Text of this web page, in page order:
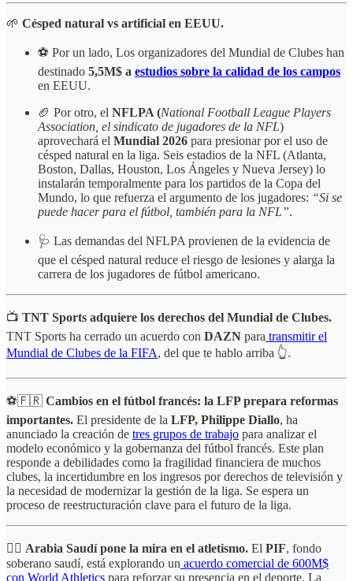
🌱 Césped natural vs artificial en EEUU.
⚽️ Por un lado, Los organizadores del Mundial de Clubes han
destinado 5,5M$ a estudios sobre la calidad de los campos
en EEUU.
🏈 Por otro, el NFLPA (National Football League Players
Association, el sindicato de jugadores de la NFL)
aprovechará el Mundial 2026 para presionar por el uso de
césped natural en la liga. Seis estadios de la NFL (Atlanta,
Boston, Dallas, Houston, Los Ángeles y Nueva Jersey) lo
instalarán temporalmente para los partidos de la Copa del
Mundo, lo que refuerza el argumento de los jugadores: “Si se
puede hacer para el fútbol, también para la NFL”.
🩺 Las demandas del NFLPA provienen de la evidencia de
que el césped natural reduce el riesgo de lesiones y alarga la
carrera de los jugadores de fútbol americano.
📺 TNT Sports adquiere los derechos del Mundial de Clubes.
TNT Sports ha cerrado un acuerdo con DAZN para transmitir el
Mundial de Clubes de la FIFA, del que te hablo arriba 👆.
⚽🇫🇷 Cambios en el fútbol francés: la LFP prepara reformas
importantes. El presidente de la LFP, Philippe Diallo, ha
anunciado la creación de tres grupos de trabajo para analizar el
modelo económico y la gobernanza del fútbol francés. Este plan
responde a debilidades como la fragilidad financiera de muchos
clubes, la incertidumbre en los ingresos por derechos de televisión y
la necesidad de modernizar la gestión de la liga. Se espera un
proceso de reestructuración clave para el futuro de la liga.
🏃‍♂️ Arabia Saudí pone la mira en el atletismo. El PIF, fondo
soberano saudí, está explorando un acuerdo comercial de 600M$
con World Athletics para reforzar su presencia en el deporte. La